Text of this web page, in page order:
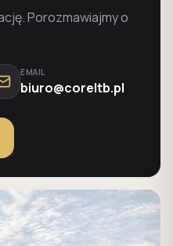
Porozmawiajmy o
EMAIL
biuro@coreltb.pl